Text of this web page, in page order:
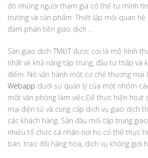
đó những người tham gia có thể tự mình
trường và sản phẩm. Thiết lập mối quan
đàm phán tiền giao dịch …
Sàn giao dịch TMĐT được coi là mô hình
nhất về khả năng tập trung, đầu tư thấp và
điểm. Nó vận hành một cơ chế thương
Webapp dưới sự quản lý của một nhóm
một văn phòng làm việc.Để thực hiện hoạt
mại điện tử và cung cấp dịch vụ giao dịch
các khách hàng. Sàn đầu mối tập trung
nhiều tổ chức cá nhân nơi họ có thể thực
bán, trao đổi hàng hóa, dịch vụ không giới